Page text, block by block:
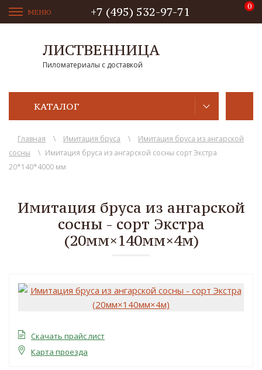
МЕНЮ +7 (495) 532-97-71
ЛИСТВЕННИЦА
Пиломатериалы с доставкой
КАТАЛОГ
Главная \ Имитация бруса \
Имитация бруса из ангарской
сосны
\ Имитация бруса из ангарской сосны сорт Экстра
20*140*4000 мм
Имитация бруса из ангарской
сосны - сорт Экстра
(20мм×140мм×4м)
Скачать прайс лист
Карта проезда